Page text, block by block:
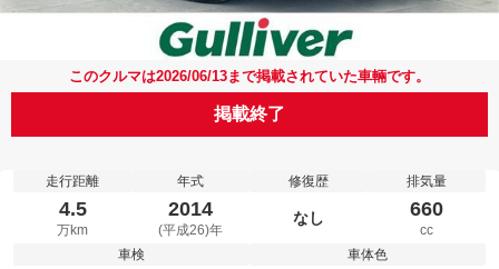
このクルマは2026/06/13まで掲載されていた車輛です。
掲載終了
走行距離
4.5
万km
年式
2014
(平成26)年
修復歴
なし
排気量
660
cc
車検
車体色